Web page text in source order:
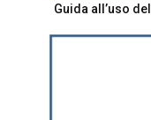
Guida all’uso